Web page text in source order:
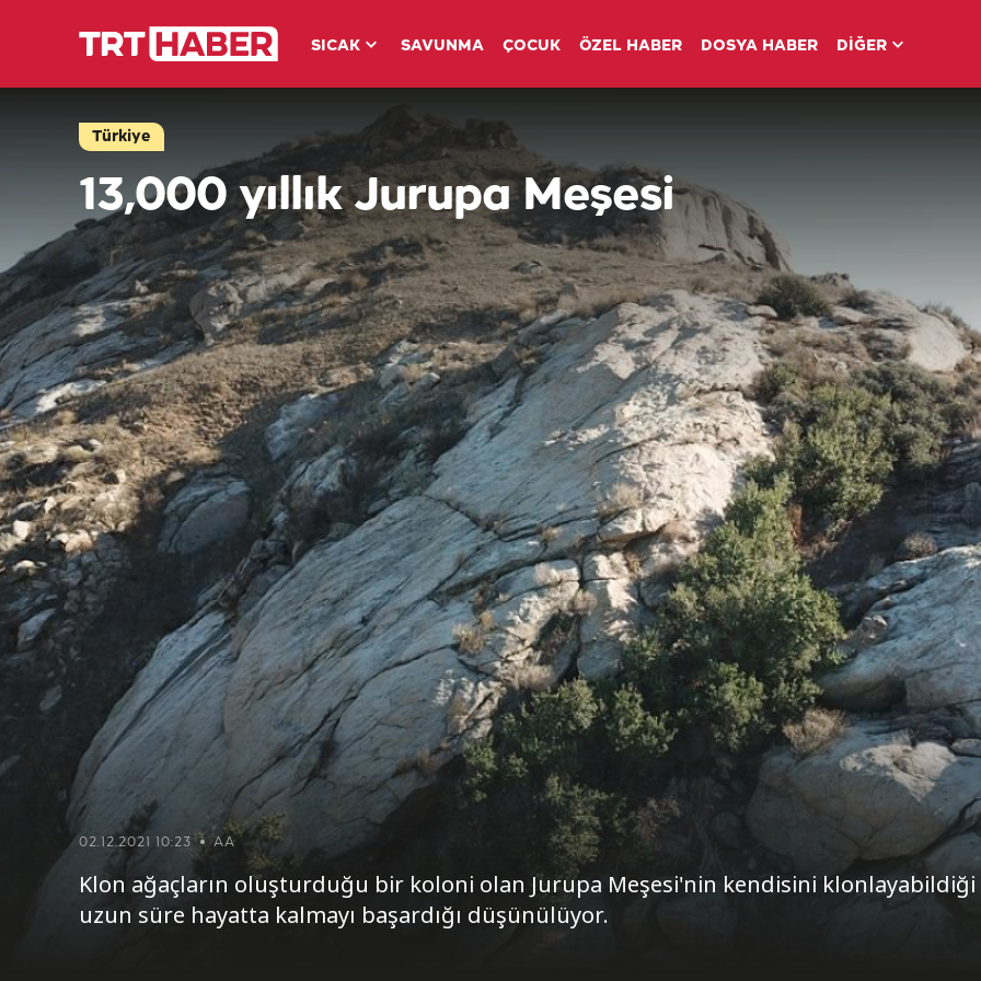
SICAK SAVUNMA ÇOCUK ÖZEL HABER DOSYA HABER DİĞER
Türkiye
13,000 yıllık Jurupa Meşesi
02.12.2021 10:23 AA
Klon ağaçların oluşturduğu bir koloni olan Jurupa Meşesi'nin kendisini klonlayabildiği
uzun süre hayatta kalmayı başardığı düşünülüyor.